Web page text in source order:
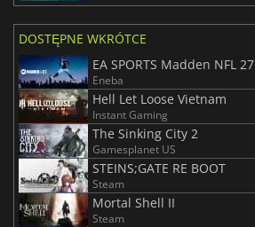
DOSTĘPNE WKRÓTCE
EA SPORTS Madden NFL 27
Eneba
Hell Let Loose Vietnam
Instant Gaming
The Sinking City 2
Gamesplanet US
STEINS;GATE RE BOOT
Steam
Mortal Shell II
Steam